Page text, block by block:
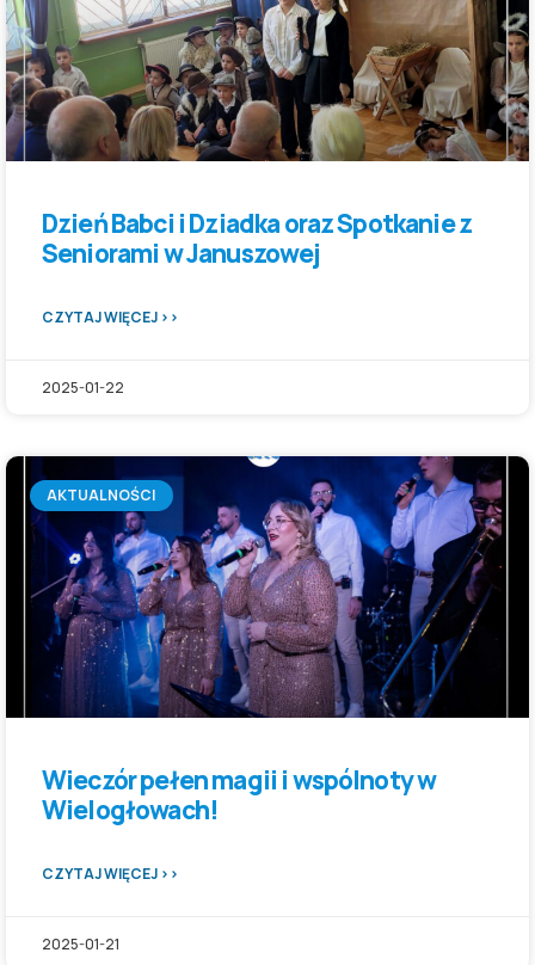
Dzień Babci i Dziadka oraz Spotkanie z
Seniorami w Januszowej
CZYTAJ WIĘCEJ >>
2025-01-22
AKTUALNOŚCI
Wieczór pełen magii i wspólnoty w
Wielogłowach!
CZYTAJ WIĘCEJ >>
2025-01-21